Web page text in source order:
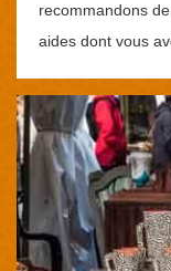
recommandons
aides dont vous